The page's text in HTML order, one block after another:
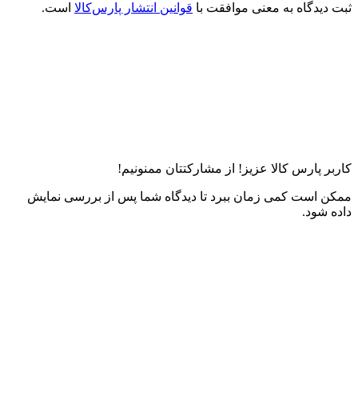
ثبت دیدگاه به معنی موافقت با قوانین انتشار پارس‌کالا است.
کاربر پارس کالا عزیز! از مشارکتتان ممنونیم!
ممکن است کمی زمان ببرد تا دیدگاه شما پس از بررسی نمایش
داده شود.